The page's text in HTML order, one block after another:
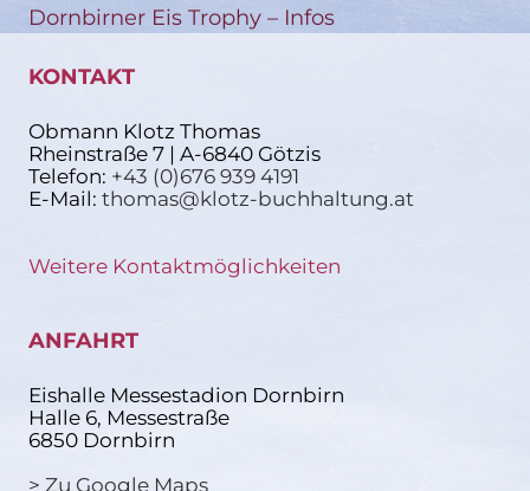
Dornbirner Eis Trophy – Infos
KONTAKT
Obmann Klotz Thomas
Rheinstraße 7 | A-6840 Götzis
Telefon: +43 (0)676 939 4191
E-Mail: thomas@klotz-buchhaltung.at
Weitere Kontaktmöglichkeiten
ANFAHRT
Eishalle Messestadion Dornbirn
Halle 6, Messestraße
6850 Dornbirn
> Zu Google Maps